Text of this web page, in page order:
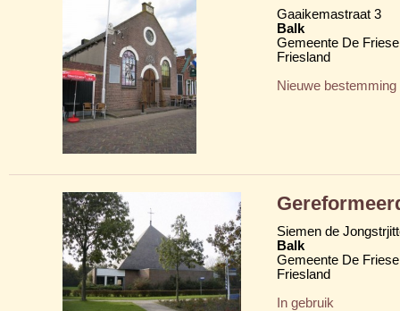
Gaaikemastraat 3
Balk
Gemeente De
Friesland
Nieuwe bestemming
Siemen de
Balk
Gemeente De
Friesland
In gebruik